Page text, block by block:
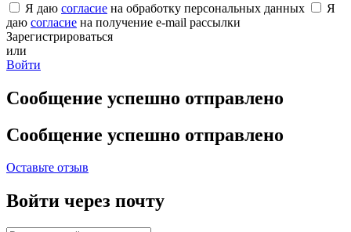
Я даю согласие на обработку персональных данных
Я
даю согласие на получение e-mail рассылки
Зарегистрироваться
или
Войти
Сообщение успешно отправлено
Сообщение успешно отправлено
Оставьте отзыв
Войти через почту